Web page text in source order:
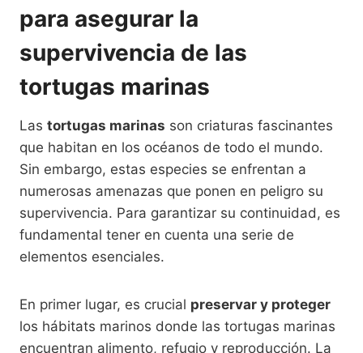
para asegurar la
supervivencia de las
tortugas marinas
Las tortugas marinas son criaturas fascinantes
que habitan en los océanos de todo el mundo.
Sin embargo, estas especies se enfrentan a
numerosas amenazas que ponen en peligro su
supervivencia. Para garantizar su continuidad, es
fundamental tener en cuenta una serie de
elementos esenciales.
En primer lugar, es crucial preservar y proteger
los hábitats marinos donde las tortugas marinas
encuentran alimento, refugio y reproducción. La